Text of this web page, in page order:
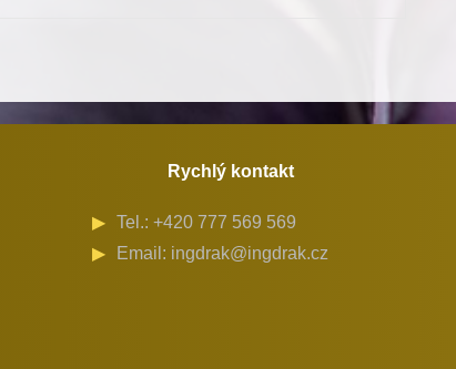
Minerva
množstvíRychlý kontakt
Tel.: +420 777 569 569
Email: ingdrak@ingdrak.cz